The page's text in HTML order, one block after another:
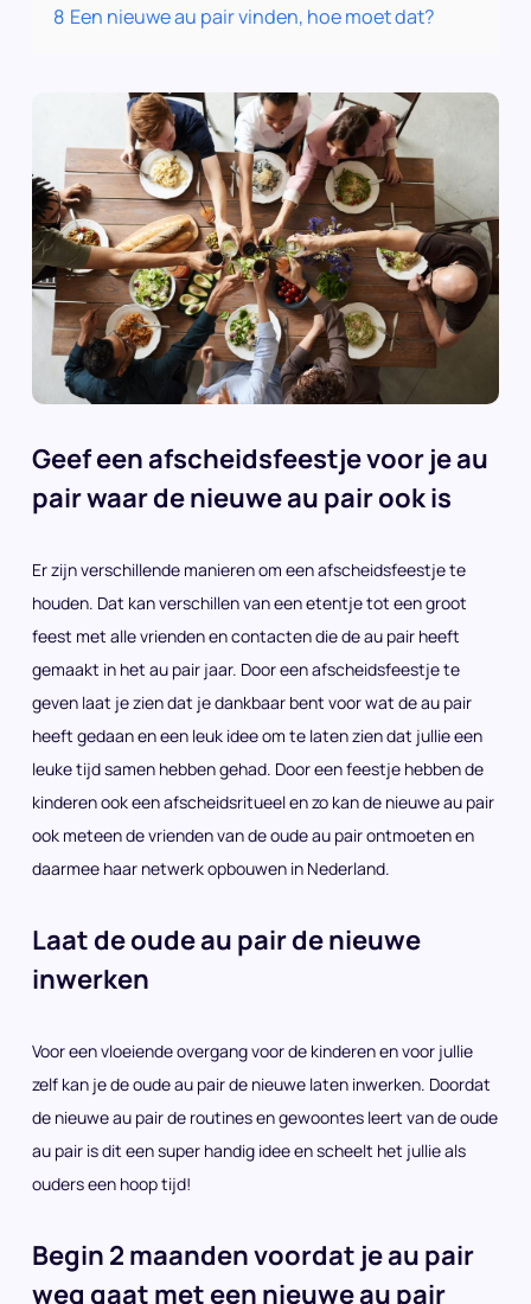
8 Een nieuwe au pair vinden, hoe moet dat?
Geef een afscheidsfeestje voor je au
pair waar de nieuwe au pair ook is
Er zijn verschillende manieren om een afscheidsfeestje te
houden. Dat kan verschillen van een etentje tot een groot
feest met alle vrienden en contacten die de au pair heeft
gemaakt in het au pair jaar. Door een afscheidsfeestje te
geven laat je zien dat je dankbaar bent voor wat de au pair
heeft gedaan en een leuk idee om te laten zien dat jullie een
leuke tijd samen hebben gehad. Door een feestje hebben de
kinderen ook een afscheidsritueel en zo kan de nieuwe au pair
ook meteen de vrienden van de oude au pair ontmoeten en
daarmee haar netwerk opbouwen in Nederland.
Laat de oude au pair de nieuwe
inwerken
Voor een vloeiende overgang voor de kinderen en voor jullie
zelf kan je de oude au pair de nieuwe laten inwerken. Doordat
de nieuwe au pair de routines en gewoontes leert van de oude
au pair is dit een super handig idee en scheelt het jullie als
ouders een hoop tijd!
Begin 2 maanden voordat je au pair
weg gaat met een nieuwe au pair